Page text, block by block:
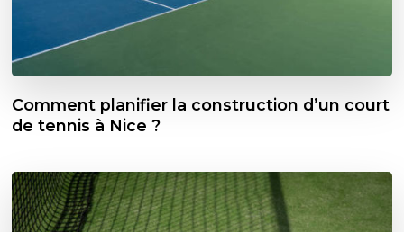
Comment planifier la construction d’un court
de tennis à Nice ?